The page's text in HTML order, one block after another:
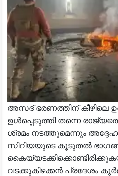
അസദ് ഭരണത്തിന് കീഴിലെ
ഉള്‍പ്പെടുത്തി തന്നെ
ശ്രമം നടത്തുമെന്നും
സിറിയയുടെ കൂടുതല്‍
വടക്കുകിഴക്കന്‍ പ്രദേശം